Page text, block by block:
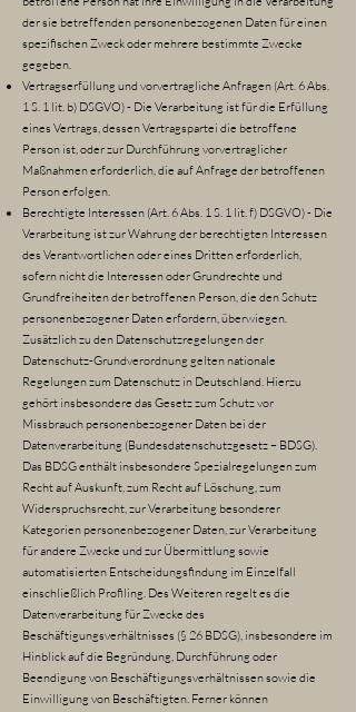
der sie betreffenden personenbezogenen Daten für einen
spezifischen Zweck oder mehrere bestimmte Zwecke
gegeben.
Vertragserfüllung und vorvertragliche Anfragen (Art. 6 Abs.
1 S. 1 lit. b) DSGVO) - Die Verarbeitung ist für die Erfüllung
eines Vertrags, dessen Vertragspartei die betroffene
Person ist, oder zur Durchführung vorvertraglicher
Maßnahmen erforderlich, die auf Anfrage der betroffenen
Person erfolgen.
Berechtigte Interessen (Art. 6 Abs. 1 S. 1 lit. f) DSGVO) - Die
Verarbeitung ist zur Wahrung der berechtigten Interessen
des Verantwortlichen oder eines Dritten erforderlich,
sofern nicht die Interessen oder Grundrechte und
Grundfreiheiten der betroffenen Person, die den Schutz
personenbezogener Daten erfordern, überwiegen.
Zusätzlich zu den Datenschutzregelungen der
Datenschutz-Grundverordnung gelten nationale
Regelungen zum Datenschutz in Deutschland. Hierzu
gehört insbesondere das Gesetz zum Schutz vor
Missbrauch personenbezogener Daten bei der
Datenverarbeitung (Bundesdatenschutzgesetz – BDSG).
Das BDSG enthält insbesondere Spezialregelungen zum
Recht auf Auskunft, zum Recht auf Löschung, zum
Widerspruchsrecht, zur Verarbeitung besonderer
Kategorien personenbezogener Daten, zur Verarbeitung
für andere Zwecke und zur Übermittlung sowie
automatisierten Entscheidungsfindung im Einzelfall
einschließlich Profiling. Des Weiteren regelt es die
Datenverarbeitung für Zwecke des
Beschäftigungsverhältnisses (§ 26 BDSG), insbesondere im
Hinblick auf die Begründung, Durchführung oder
Beendigung von Beschäftigungsverhältnissen sowie die
Einwilligung von Beschäftigten. Ferner können